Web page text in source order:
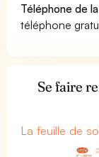
Téléphone de
téléphone
Se faire
La feuille de